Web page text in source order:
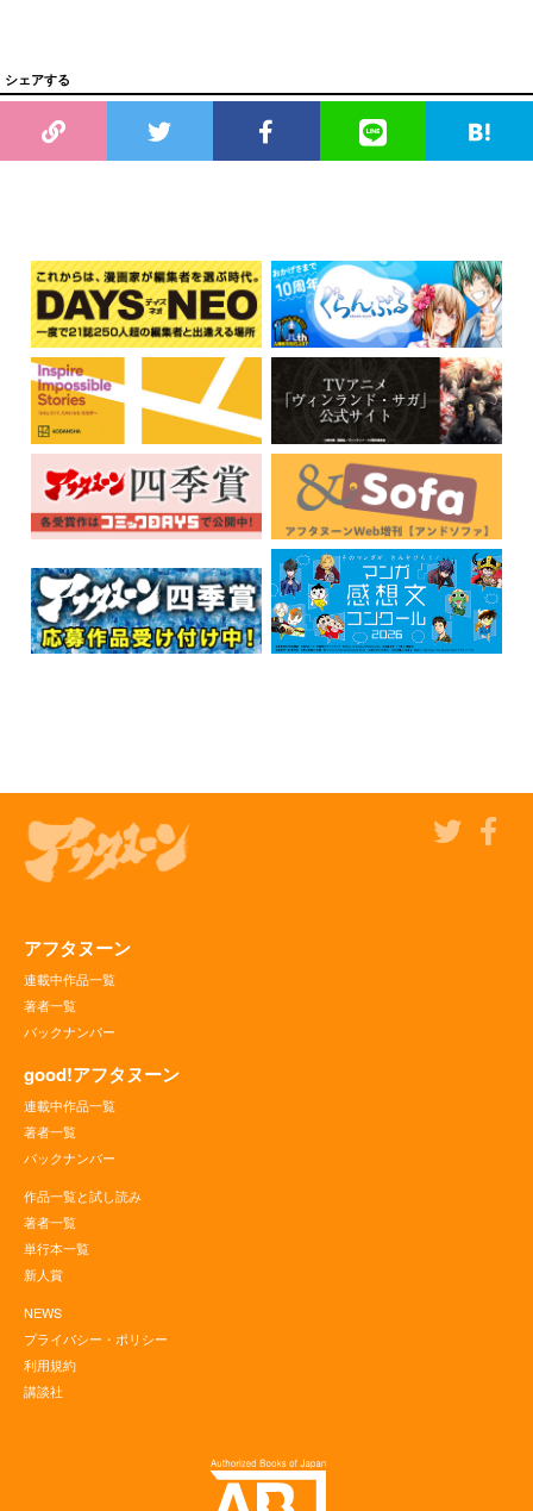
シェアする
アフタヌーン
連載中作品一覧
著者一覧
バックナンバー
good!アフタヌーン
連載中作品一覧
著者一覧
バックナンバー
作品一覧と試し読み
著者一覧
単行本一覧
新人賞
NEWS
プライバシー・ポリシー
利用規約
講談社